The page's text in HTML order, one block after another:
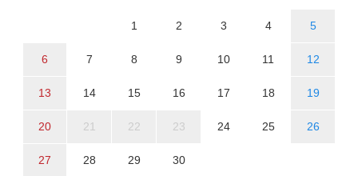
1 2 3 4 5
6 7 8 9 10 11 12
13 14 15 16 17 18 19
20 21 22 23 24 25 26
27 28 29 30